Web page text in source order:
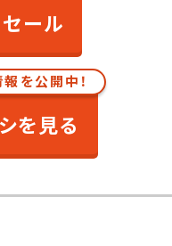
ール
を公開中！
を見る